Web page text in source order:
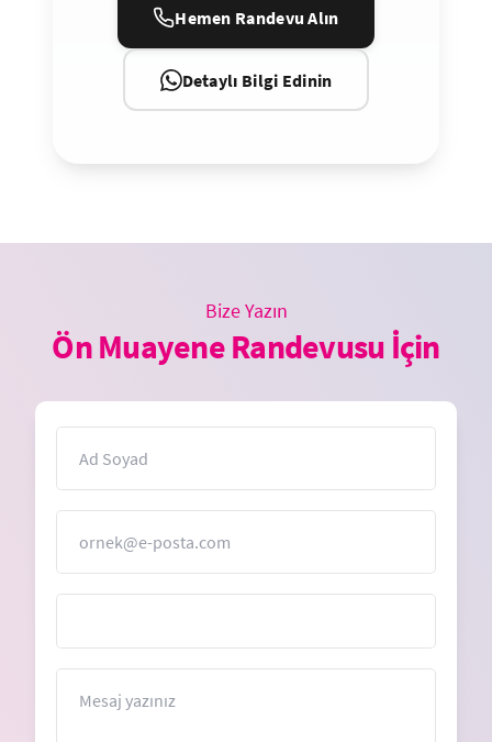
Hemen Randevu Alın
Detaylı Bilgi Edinin
Bize Yazın
Ön Muayene Randevusu İçin